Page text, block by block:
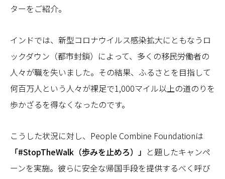
ターをご紹介。
インドでは、新型コロナウイルス感染拡大にともなうロ
ックダウン（都市封鎖）によって、多くの移民労働者の
人々が職を失いました。その結果、ふるさとを目指して
何百万人という人々が裸足で1,000マイル以上の道のりを
歩かざるを得なくなったのです。
こうした状況に対し、People Combine Foundationは
「#StopTheWalk（歩みを止めろ）」 と題したキャンペ
ーンを実施。彼らに安全な帰国手段を提供するべく呼び